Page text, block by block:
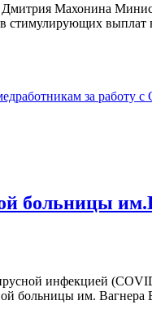
Махонина
стимулирующих
за работу
больницы
инфекцией
больницы им.